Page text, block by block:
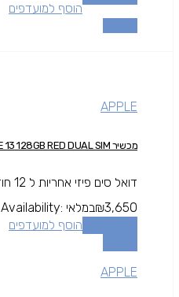
הוסף למועדפים
APPLE
מכשיר IPHONE 13 128GB RED DUAL SIM
דואל סים פיזי אחריות ל 12 חודשים IFIX
₪3,650
Availability: במלאי
הוסף למועדפים
APPLE